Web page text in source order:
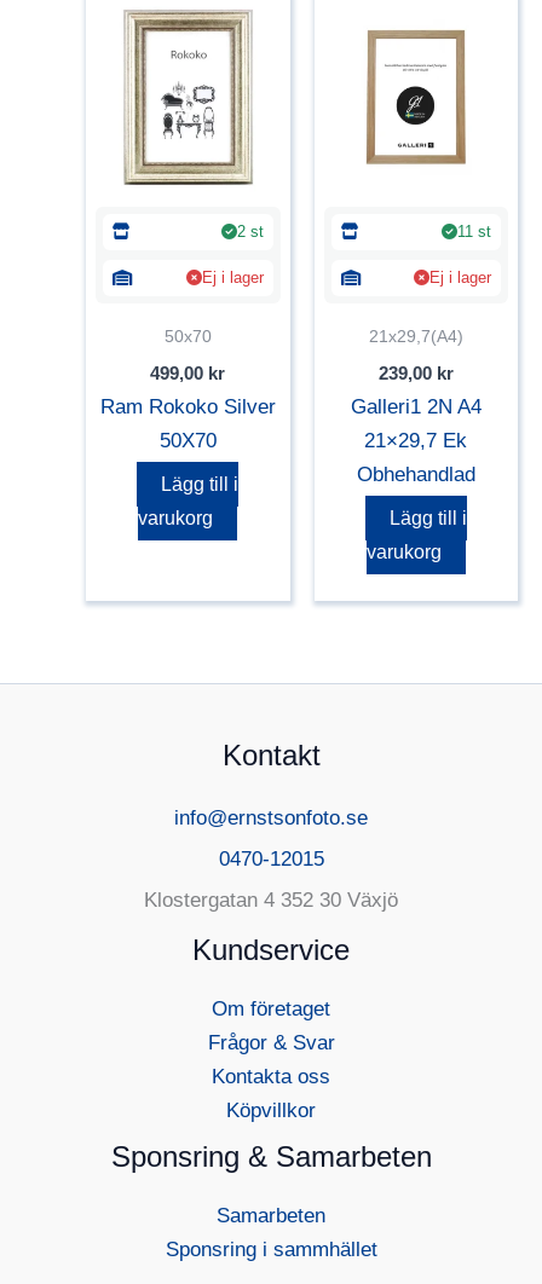
2 st
Ej i lager
50x70
499,00 kr
Ram Rokoko Silver
50X70
Lägg till i
varukorg
11 st
Ej i lager
21x29,7(A4)
239,00 kr
Galleri1 2N A4
21×29,7 Ek
Obhehandlad
Lägg till i
varukorg
Kontakt
info@ernstsonfoto.se
0470-12015
Klostergatan 4 352 30 Växjö
Kundservice
Om företaget
Frågor & Svar
Kontakta oss
Köpvillkor
Sponsring & Samarbeten
Samarbeten
Sponsring i sammhället